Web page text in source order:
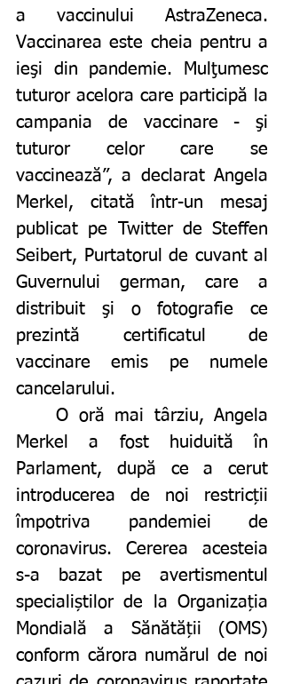
a vaccinului AstraZeneca.
Vaccinarea este cheia pentru a
ieşi din pandemie. Mulţumesc
tuturor acelora care participă la
campania de vaccinare - şi
tuturor celor care se
vaccinează”, a declarat Angela
Merkel, citată într-un mesaj
publicat pe Twitter de Steffen
Seibert, Purtatorul de cuvant al
Guvernului german, care a
distribuit şi o fotografie ce
prezintă certificatul de
vaccinare emis pe numele
cancelarului.
	O oră mai târziu, Angela
Merkel a fost huiduită în
Parlament, după ce a cerut
introducerea de noi restricții
împotriva pandemiei de
coronavirus. Cererea acesteia
s-a bazat pe avertismentul
specialiștilor de la Organizația
Mondială a Sănătății (OMS)
conform cărora numărul de noi